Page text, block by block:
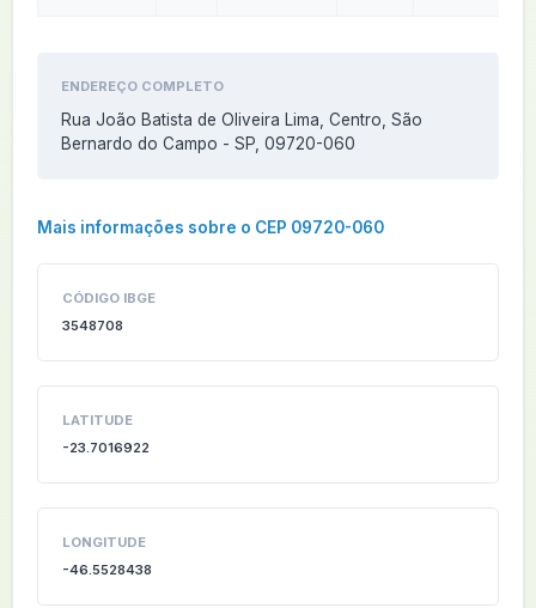
ENDEREÇO COMPLETO
Rua João Batista de Oliveira Lima, Centro, São
Bernardo do Campo - SP, 09720-060
Mais informações sobre o CEP 09720-060
CÓDIGO IBGE
3548708
LATITUDE
-23.7016922
LONGITUDE
-46.5528438